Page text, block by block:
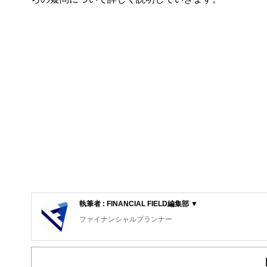
執筆者 : FINANCIAL FIELD編集部 ▼
ファイナンシャルプランナー
FinancialField編集部は、金融、経済に関する記事を、日